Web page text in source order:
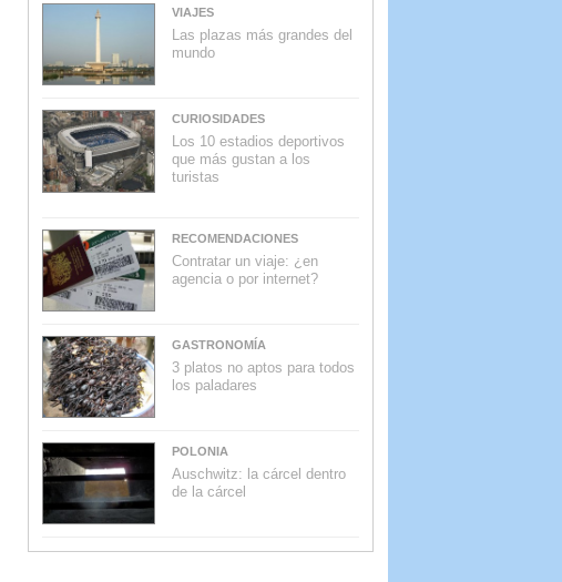
VIAJES
Las plazas más grandes del
mundo
CURIOSIDADES
Los 10 estadios deportivos
que más gustan a los
turistas
RECOMENDACIONES
Contratar un viaje: ¿en
agencia o por internet?
GASTRONOMÍA
3 platos no aptos para todos
los paladares
POLONIA
Auschwitz: la cárcel dentro
de la cárcel